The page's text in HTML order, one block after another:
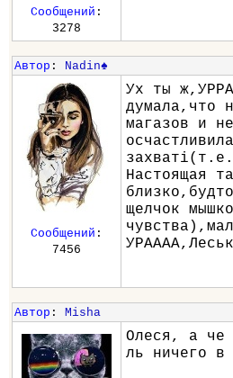
Сообщений :
3278
Автор : Nadin♠
Ух ты
думала,что
магазов и
Настоящая
щелчок
Сообщений :
7456
Автор : Misha
Олеся, а че
ль ничего в